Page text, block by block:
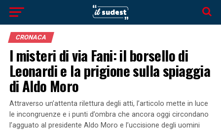
CRONACA
I misteri di via Fani: il borsello di
Leonardi e la prigione sulla spiaggia
di Aldo Moro
Attraverso un’attenta rilettura degli atti, l’articolo mette in luce
le incongruenze e i punti d’ombra che ancora oggi circondano
l’agguato al presidente Aldo Moro e l’uccisione degli uomini